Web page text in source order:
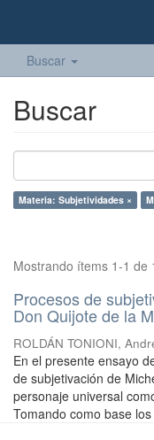
Buscar
Buscar
Materia: Subjetividades ×
Mostrando ítems 1-1 de
Procesos de
Don Quijote de la
ROLDÁN TONIONI,
En el presente ensayo
de subjetivación de
personaje universal
Tomando como base